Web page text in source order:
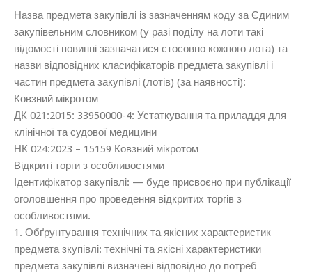
Назва предмета закупівлі із зазначенням коду за Єдиним
закупівельним словником (у разі поділу на лоти такі
відомості повинні зазначатися стосовно кожного лота) та
назви відповідних класифікаторів предмета закупівлі і
частин предмета закупівлі (лотів) (за наявності):
Ковзний мікротом
ДК 021:2015: 33950000-4: Устаткування та приладдя для
клінічної та судової медицини
НК 024:2023 – 15159 Ковзний мікротом
Відкриті торги з особливостями
Ідентифікатор закупівлі: — буде присвоєно при публікації
оголовшення про проведення відкритих торгів з
особливостями.
1. Обґрунтування технічних та якісних характеристик
предмета зкупівлі: технічні та якісні характеристики
предмета закупівлі визначені відповідно до потреб